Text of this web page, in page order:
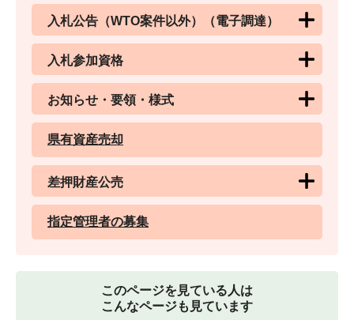
入札公告（WTO案件以外）（電子調達）
入札参加資格
お知らせ・要領・様式
県有資産売却
差押財産公売
指定管理者の募集
このページを見ている人は
こんなページも見ています